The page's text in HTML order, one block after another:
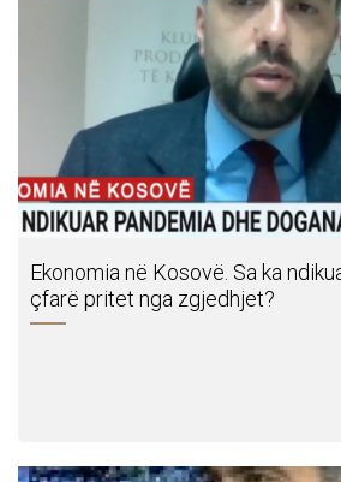
Ekonomia në Kosovë. Sa ka
çfarë pritet nga zgjedhjet?